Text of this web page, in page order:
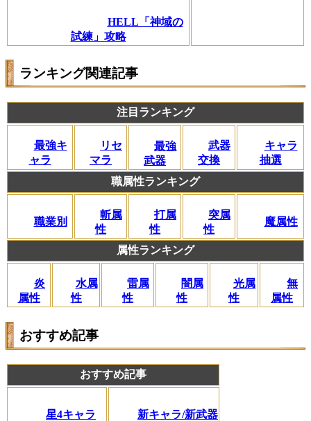
HELL「神域の
試練」攻略
ランキング関連記事
注目ランキング
最強キ
ャラ
リセ
マラ
最強
武器
武器
交換
キャラ
抽選
職属性ランキング
職業別
斬属
性
打属
性
突属
性
魔属性
属性ランキング
炎
属性
水属
性
雷属
性
闇属
性
光属
性
無
属性
おすすめ記事
おすすめ記事
星4キャラ 新キャラ/新武器